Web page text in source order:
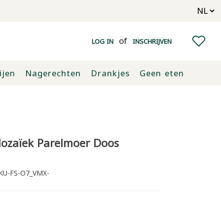
LOG IN of INSCHRIJVEN
Nagerechten Drankjes
Geen eten
Parelmoer Doos
FS-O7_VMX-